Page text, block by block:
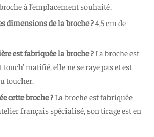
à l’emplacement souhaité.
dimensions de la broche?4,5 cm de
est fabriquée la broche ?La broche est
matifié, elle ne se raye pas et est
toucher.
cette broche ?La broche est fabriquée
français spécialisé, son tirage est en